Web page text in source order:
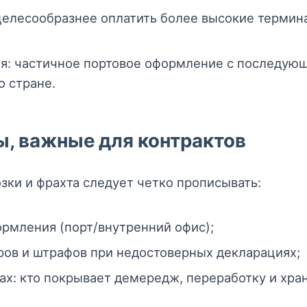
оплатить более высокие
частичное портовое оформление с
стране.
важные для контрактов
и фрахта следует четко прописывать:
(порт/внутренний офис);
и штрафов при недостоверных декларациях;
кто покрывает демередж, переработку и